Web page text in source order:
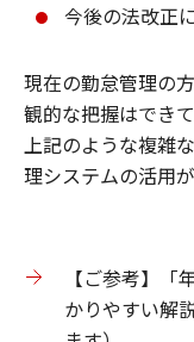
今後の法改正
現在の勤怠管理の
観的な把握はでき
上記のような複雑
理システムの活用が
【ご参考】
かりやすい解